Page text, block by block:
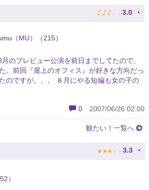
♪ ♪ ♪ ♪ ♪ 3.0
（MU）（215）
のプレビュー公演を前日までしてたので、
。前回『屋上のオフィス』が好きな方向だっ
のですが。。。 ８月にやる短編も女の子の
0 2007/06/26 02:00
観たい！一覧へ
★ ★ ★ ★ ★ 3.3
）